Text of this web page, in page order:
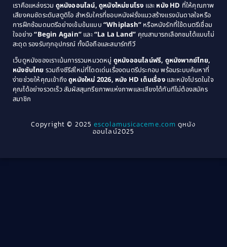
Coming of Age ก้าวพ้นวัย(1)
Coming-of-Age(3)
Community(1)
Crime อาชญากรรม(78)
Cult Film(4)
1979
1978
1976
1975
1974
1971
1970
1969
1968
1964
1963
1940
เราคือแหล่งรวม ดูหนังออนไลน์, ดูหนังใหม่ชนโรง และ หนัง HD ที่ให้คุณภาพ
เสียงคมชัดระดับสตูดิโอ สำหรับใครที่ชอบหนังฝรั่งแนวสร้างแรงบันดาลใจหรือ
การฝึกซ้อมดนตรีอย่างเข้มข้นแบบ “Whiplash” หรือหนังรักที่ใช้ดนตรีเชื่อม
ใจอย่าง“Begin Again” และ“La La Land” คุณสามารถเลือกชมได้แบบไม่
สะดุด รองรับทุกอุปกรณ์ ทั้งมือถือและสมาร์ททีวี
เว็บดูหนังของเราเน้นการรวมหมวดหมู่ ดูหนังออนไลน์ฟรี, ดูหนังพากย์ไทย,
หนังซับไทย รวมถึงซีรีส์ใหม่ที่โดดเด่นเรื่องดนตรีประกอบ พร้อมระบบค้นหาที่
ง่ายช่วยให้คุณเข้าถึงดูหนังใหม่ 2026, หนัง HD เต็มเรื่องและหนังโปรดในใจ
คุณได้อย่างรวดเร็ว สัมผัสสุนทรียภาพแห่งภาพและเสียงได้ทันทีไม่ต้องสมัคร
สมาชิก
Copyright © 2025escolamusicaceme.com ดูหนัง
ออนไลน์2025